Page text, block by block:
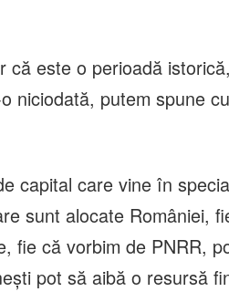
că este o perioadă
niciodată, putem spune
capital care vine în
sunt alocate României,
fie că vorbim de PNRR,
pot să aibă o resursă